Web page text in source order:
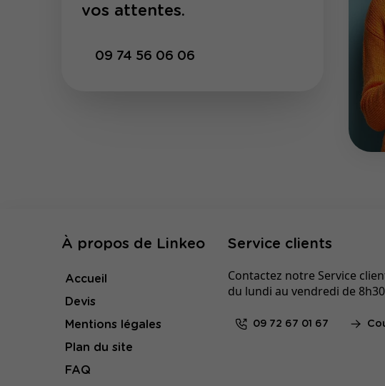
vos attentes.
09 74 56 06 06
À propos de Linkeo
Accueil
Devis
Mentions légales
Plan du site
FAQ
Service clients
Contactez notre Service
du lundi au vendredi de
09 72 67 01 67